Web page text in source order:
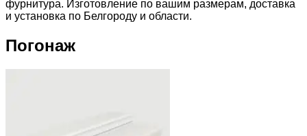
фурнитура. Изготовление по вашим размерам, доставка
и установка по Белгороду и области.
Погонаж